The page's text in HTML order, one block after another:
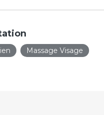
Massage Visage